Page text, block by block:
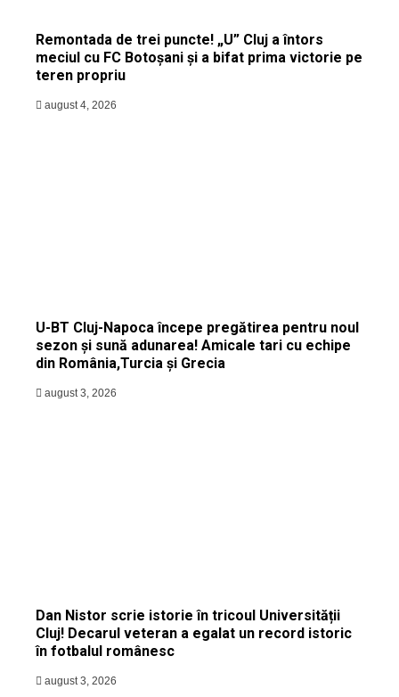
Remontada de trei puncte! „U” Cluj a întors
meciul cu FC Botoșani și a bifat prima victorie pe
teren propriu
august 4, 2026
U-BT Cluj-Napoca începe pregătirea pentru noul
sezon și sună adunarea! Amicale tari cu echipe
din România,Turcia și Grecia
august 3, 2026
Dan Nistor scrie istorie în tricoul Universității
Cluj! Decarul veteran a egalat un record istoric
în fotbalul românesc
august 3, 2026